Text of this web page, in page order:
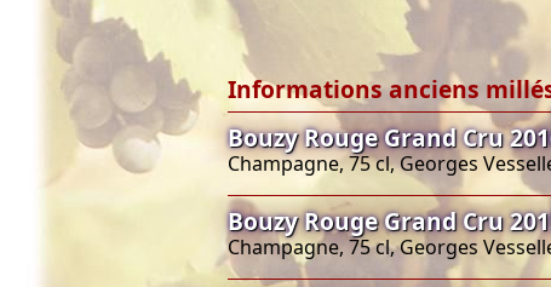
Informations anciens
Bouzy Rouge Grand Cru
Champagne, 75 cl, Georges
Bouzy Rouge Grand Cru
Champagne, 75 cl, Georges